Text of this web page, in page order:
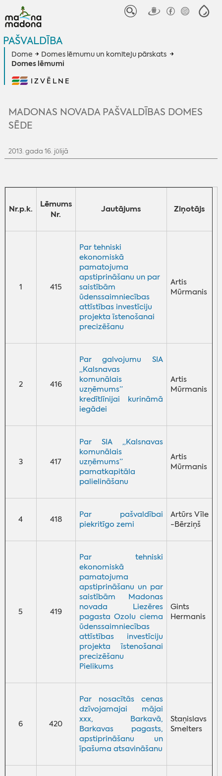
PAŠVALDĪBA
Dome Domes lēmumu un komiteju pārskats
Domes lēmumi
IZVĒLNE
MADONAS NOVADA PAŠVALDĪBAS DOMES
SĒDE
2013. gada 16. jūlijā
Nr.p.k.
Lēmums
Nr.
Jautājums Ziņotājs
1 415
Par tehniski
ekonomiskā
pamatojuma
apstiprināšanu un par
saistībām
ūdenssaimniecības
attīstības investīciju
projekta īstenošanai
precizēšanu
Artis
Mūrmanis
2 416
Par galvojumu SIA
„Kalsnavas
komunālais
uzņēmums”
kredītlīnijai kurināmā
iegādei
Artis
Mūrmanis
3 417
Par SIA „Kalsnavas
komunālais
uzņēmums”
pamatkapitāla
palielināšanu
Artis
Mūrmanis
4 418
Par pašvaldībai
piekritīgo zemi
Artūrs Vīle
-Bērziņš
5 419
Par tehniski
ekonomiskā
pamatojuma
apstiprināšanu un par
saistībām Madonas
novada Liezēres
pagasta Ozolu ciema
ūdenssaimniecības
attīstības investīciju
projekta īstenošanai
precizēšanu
Pielikums
Gints
Hermanis
6 420
Par nosacītās cenas
dzīvojamajai mājai
xxx, Barkavā,
Barkavas pagasts,
apstiprināšanu un
īpašuma atsavināšanu
Staņislavs
Smelters